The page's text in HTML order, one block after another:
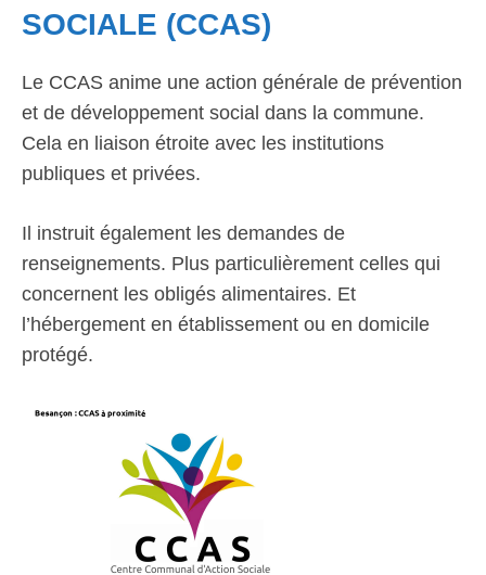
SOCIALE (CCAS)
Le CCAS anime une action générale de prévention
et de développement social dans la commune.
Cela en liaison étroite avec les institutions
publiques et privées.
Il instruit également les demandes de
renseignements. Plus particulièrement celles qui
concernent les obligés alimentaires. Et
l’hébergement en établissement ou en domicile
protégé.